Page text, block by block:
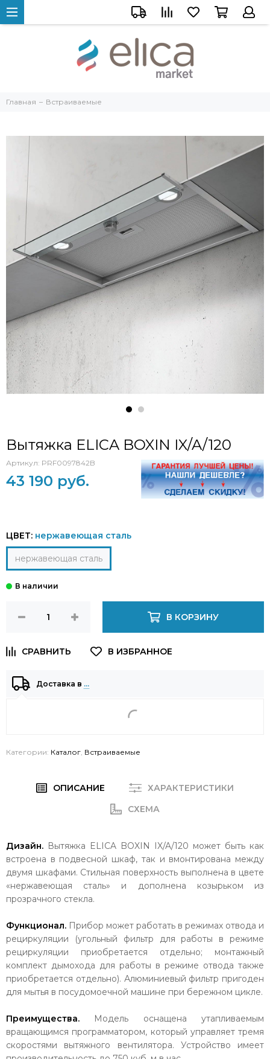
Главная Встраиваемые
Вытяжка ELICA BOXIN IX/A/120
Артикул: PRF0097842B
43 190 руб.
ЦВЕТ: нержавеющая сталь
нержавеющая сталь
В КОРЗИНУ
Доставка в …
Категории: Каталог, Встраиваемые
ОПИСАНИЕ
ХАРАКТЕРИСТИКИ
СХЕМА
Дизайн. Вытяжка ELICA BOXIN IX/A/120 может быть как
встроена в подвесной шкаф, так и вмонтирована между
двумя шкафами. Стильная поверхность выполнена в цвете
«нержавеющая сталь» и дополнена козырьком из
прозрачного стекла.
Функционал. Прибор может работать в режимах отвода и
рециркуляции (угольный фильтр для работы в режиме
рециркуляции приобретается отдельно; монтажный
комплект дымохода для работы в режиме отвода также
приобретается отдельно). Алюминиевый фильтр пригоден
для мытья в посудомоечной машине при бережном цикле.
Преимущества. Модель оснащена утапливаемым
вращающимся программатором, который управляет тремя
скоростями вытяжного вентилятора. Устройство имеет